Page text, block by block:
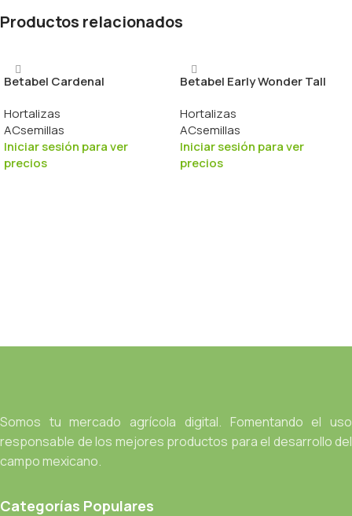
Productos relacionados
Betabel Cardenal
Hortalizas
ACsemillas
Iniciar sesión para ver
precios
Betabel Early Wonder Tall
Hortalizas
ACsemillas
Iniciar sesión para ver
precios
Somos tu mercado agrícola digital. Fomentando el uso
responsable de los mejores productos para el desarrollo del
campo mexicano.
Categorías Populares